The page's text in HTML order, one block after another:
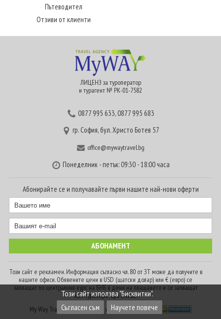
Пътеводител
Отзиви от клиенти
ЛИЦЕНЗ за туроператор
и турагент № РК-01-7582
0877 995 633,0877 995 683
гр. София, бул. Христо Ботев 57
office@mywaytravel.bg
Понеделник - петък: 09:30 - 18:00 часа
Абонирайте се и получавайте първи нашите най-нови оферти
Този сайт е рекламен. Информация съгласно чл. 80 от ЗТ може да получите в
нашите офиси. Обявените цени в USD (щатски долар) или € (евро) се
заплащат по централния курс на БНБ в деня на плащането и се заплащат
към туроператора в лева.
My Way Travel © 2016. Всички права запазени
Този сайт използва "Бисквитки".
Съгласен съм
Научете повече